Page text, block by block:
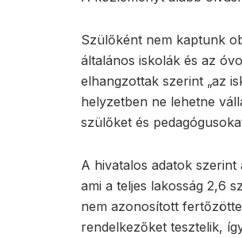
Szülőként nem kaptunk
általános iskolák és az
elhangzottak szerint „az
helyzetben ne lehetne
szülőket és
A hivatalos adatok
ami a teljes lakosság 2,6
nem azonosított
rendelkezőket tesztelik,